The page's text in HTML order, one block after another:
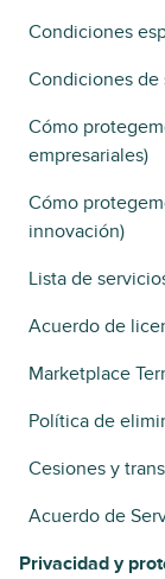
Condiciones
Condiciones de
Cómo
empresariales)
Cómo
innovación)
Lista de
Acuerdo de
Marketplace
Política de
Cesiones y
Acuerdo de
Privacidad y